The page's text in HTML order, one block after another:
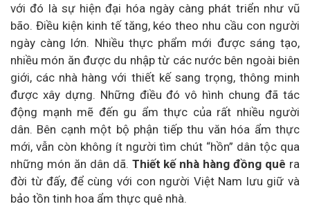
với đó là sự hiện đại hóa ngày càng phát triển như vũ
bão. Điều kiện kinh tế tăng, kéo theo nhu cầu con người
ngày càng lớn. Nhiều thực phẩm mới được sáng tạo,
nhiều món ăn được du nhập từ các nước bên ngoài biên
giới, các nhà hàng với thiết kế sang trọng, thông minh
được xây dựng. Những điều đó vô hình chung đã tác
động mạnh mẽ đến gu ẩm thực của rất nhiều người
dân. Bên cạnh một bộ phận tiếp thu văn hóa ẩm thực
mới, vẫn còn không ít người tìm chút “hồn” dân tộc qua
những món ăn dân dã. Thiết kế nhà hàng đồng quê ra
đời từ đấy, để cùng với con người Việt Nam lưu giữ và
bảo tồn tinh hoa ẩm thực quê nhà.